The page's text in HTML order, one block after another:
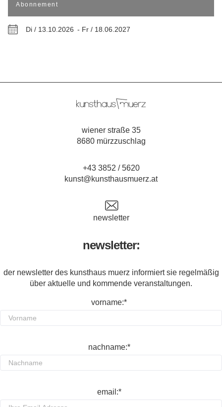
Abonnement
Di / 13.10.2026 - Fr / 18.06.2027
wiener straße 35
8680 mürzzuschlag
+43 3852 / 5620
kunst@kunsthausmuerz.at
newsletter
newsletter:
der newsletter des kunsthaus muerz informiert sie regelmäßig
über aktuelle und kommende veranstaltungen.
vorname:*
nachname:*
email:*